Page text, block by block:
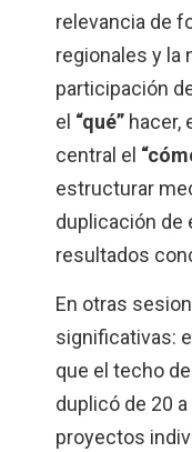
relevancia de
regionales y la
participación
el “qué” hacer,
central el
estructurar
duplicación de
resultados
En otras
significativas:
que el techo
duplicó de 20
proyectos